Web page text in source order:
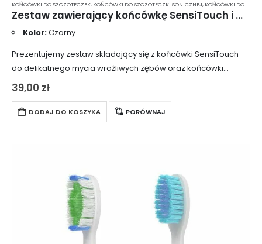
KOŃCÓWKI DO SZCZOTECZEK, KOŃCÓWKI DO SZCZOTECZKI SONICZNEJ, KOŃCÓWKI DO SZCZOTECZKI SONICZNEJ MIĘKKIE WŁOSIE
Zestaw zawierający końcówkę SensiTouch i OrthoClean – kolor czarny UP/EX/GO
Kolor:Czarny
Prezentujemy zestaw składający się z końcówki SensiTouch
do delikatnego mycia wrażliwych zębów oraz końcówki
ortodontycznej OrthoClean. Końcówki są kompatybilne
wyłącznie z modelami Smilesonic EX, Smilesonic UP oraz
Smilesonic GO. Nie…
39,00 zł
DODAJ DO KOSZYKA PORÓWNAJ